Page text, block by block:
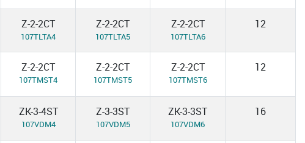
Z-2-2CT
107TLTA4
Z-2-2CT
107TLTA5
Z-2-2CT
107TLTA6
12
Z-2-2CT
107TMST4
Z-2-2CT
107TMST5
Z-2-2CT
107TMST6
12
ZK-3-4ST
107VDM4
Z-3-3ST
107VDM5
ZK-3-3ST
107VDM6
16